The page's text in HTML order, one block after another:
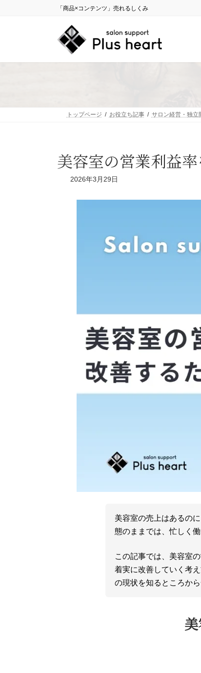
「商品×コンテンツ」売れるしくみ
トップページ お役立ち記事 サロン経営・独立
美容室の営業利益
2026年3月29日
美容室の売上はあるの
態のままでは、忙しく
この記事では、美容室
着実に改善していく考
の現状を知るところか